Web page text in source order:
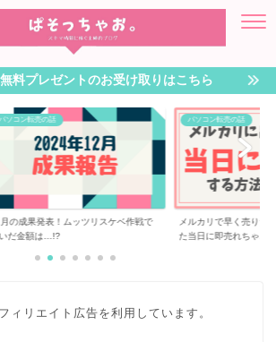
料プレゼントのお受け取りはこちら
ソコン転売の話
の成果発表！ムッツリスケベ作戦で
だ金額は…!?
パソコン転売の話
メルカリで早く売りた
た当日に即売れちゃ...
ィリエイト広告を利用しています。